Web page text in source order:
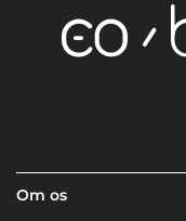
Om os